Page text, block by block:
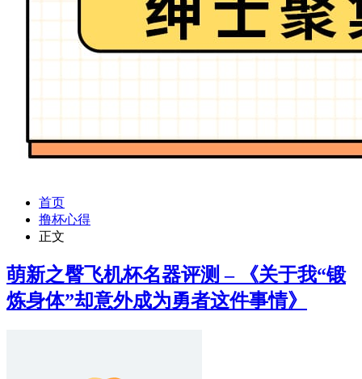
首页
撸杯心得
正文
萌新之臀飞机杯名器评测 – 《关于我“锻
炼身体”却意外成为勇者这件事情》